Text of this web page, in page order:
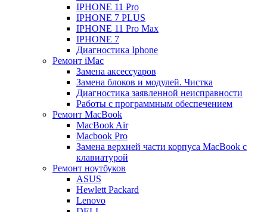
IPHONE 11 Pro
IPHONE 7 PLUS
IPHONE 11 Pro Max
IPHONE 7
Диагностика Iphone
Ремонт iMac
Замена аксессуаров
Замена блоков и модулей. Чистка
Диагностика заявленной неисправности
Работы с программным обеспечением
Ремонт MacBook
MacBook Air
Macbook Pro
Замена верхней части корпуса MacBook с
клавиатурой
Ремонт ноутбуков
ASUS
Hewlett Packard
Lenovo